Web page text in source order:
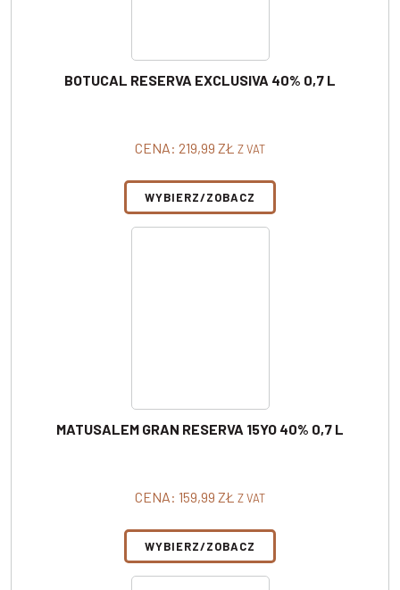
BOTUCAL RESERVA EXCLUSIVA 40% 0,7 L
CENA: 219,99 ZŁ Z VAT
WYBIERZ/ZOBACZ
MATUSALEM GRAN RESERVA 15YO 40% 0,7 L
CENA: 159,99 ZŁ Z VAT
WYBIERZ/ZOBACZ